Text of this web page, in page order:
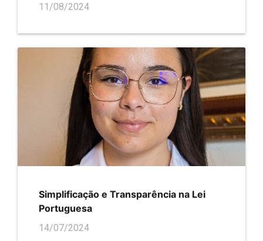
11/08/2024
Simplificação e Transparência na Lei
Portuguesa
14/07/2024